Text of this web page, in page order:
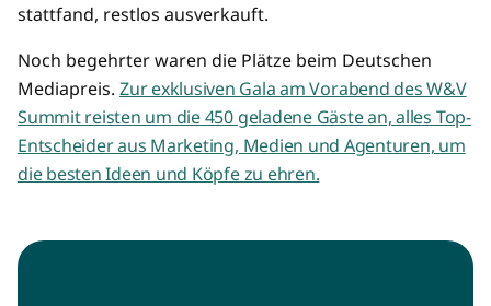
stattfand, restlos ausverkauft.
Noch begehrter waren die Plätze beim Deutschen
Mediapreis. Zur exklusiven Gala am Vorabend des W&V
Summit reisten um die 450 geladene Gäste an, alles Top-
Entscheider aus Marketing, Medien und Agenturen, um
die besten Ideen und Köpfe zu ehren.